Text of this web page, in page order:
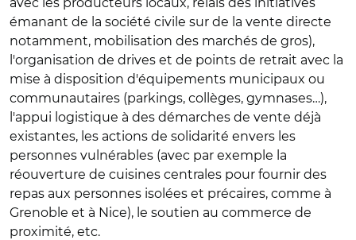
émanant de la société civile sur de la vente directe
notamment, mobilisation des marchés de gros),
l'organisation de drives et de points de retrait avec la
mise à disposition d'équipements municipaux ou
communautaires (parkings, collèges, gymnases…),
l'appui logistique à des démarches de vente déjà
existantes, les actions de solidarité envers les
personnes vulnérables (avec par exemple la
réouverture de cuisines centrales pour fournir des
repas aux personnes isolées et précaires, comme à
Grenoble et à Nice), le soutien au commerce de
proximité, etc.